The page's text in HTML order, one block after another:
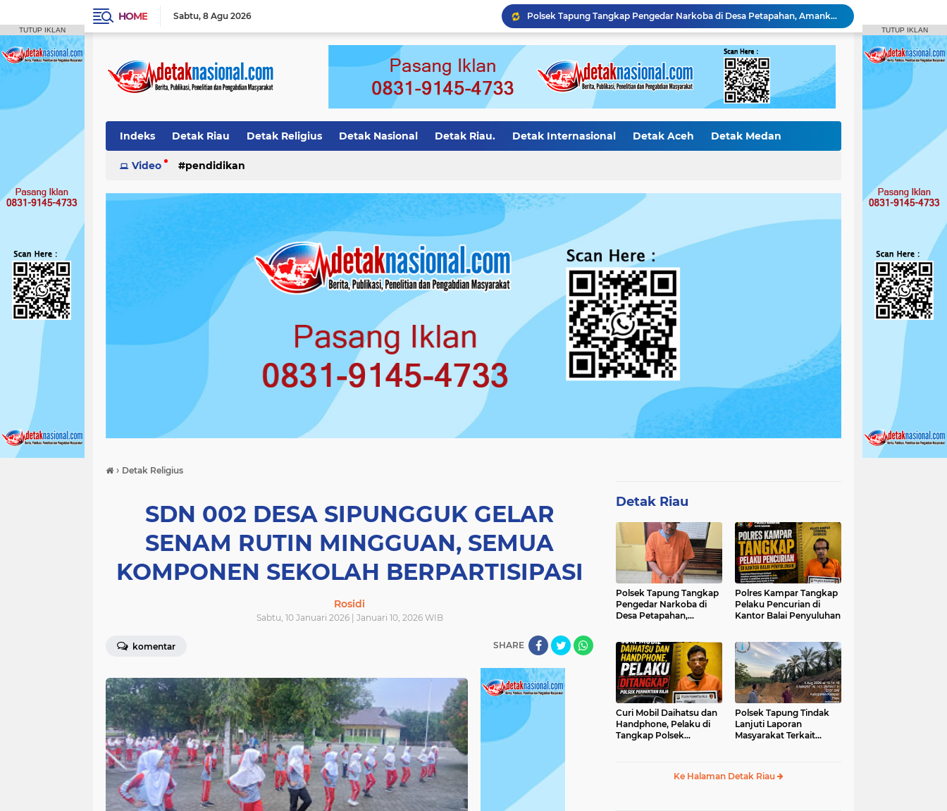
HOME Sabtu 8 Agu 2026
Polsek Tapung Tangkap Pengedar Narkoba di Desa Petapahan, Amankan 11.30 Gram sabu-sabu
Polres Kampar Serahkan Jembatan Merah Putih Presisi Hasil Renovasi ke Warga Pulau Jambu Kuok
Polres Kampar Tangkap Pelaku Pencurian di Kantor Balai Penyuluhan
Curi Mobil Daihatsu dan Handphone, Pelaku di Tangkap Polsek Perhentian Raja
Polsek Tapung Tindak Lanjuti Laporan Masyarakat Terkait Penambangan Ilegal di Desa Bencah Kelubi
Polsek XIII Koto Kampar Tangkap Pengedar Narkoba di Desa Gunung Bungsu
Indeks Detak Riau Detak Religius Detak Nasional Detak Riau. Detak Internasional Detak Aceh Detak Medan
Pendidikan Detak Opini
Publikasi Ilmiah Siak Detak Nasion
Video pendidikan
› Detak Religius
SDN 002 DESA SIPUNGGUK GELAR
SENAM RUTIN MINGGUAN, SEMUA
KOMPONEN SEKOLAH BERPARTISIPASI
Rosidi
Sabtu, 10 Januari 2026 | Januari 10, 2026 WIB
komentar SHARE
Detak Riau
Polsek Tapung Tangkap
Pengedar Narkoba di
Desa Petapahan,
Polres Kampar Tangkap
Pelaku Pencurian di
Kantor Balai Penyuluhan
Curi Mobil Daihatsu dan
Handphone, Pelaku di
Tangkap Polsek
Polsek Tapung Tindak
Lanjuti Laporan
Masyarakat Terkait
Ke Halaman Detak Riau
TUTUP IKLAN TUTUP IKLAN